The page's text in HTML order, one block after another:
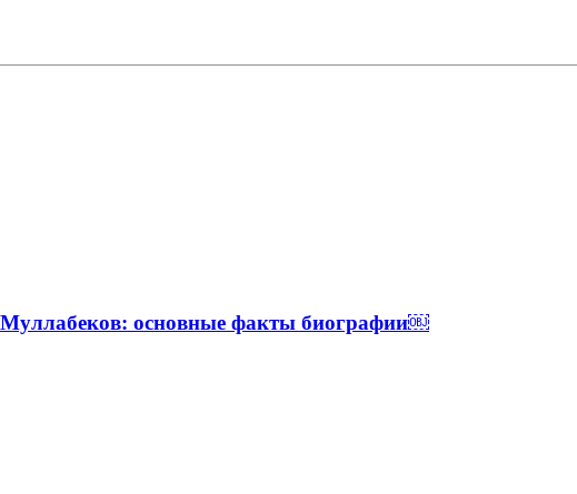
Муллабеков: основные факты биографии￼